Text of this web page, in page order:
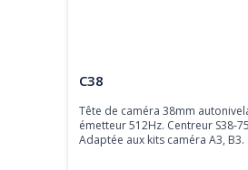
Tête de caméra
C38
Tête de caméra 38mm
émetteur 512Hz. Centreur S38-
Adaptée aux kits caméra A3, B3.